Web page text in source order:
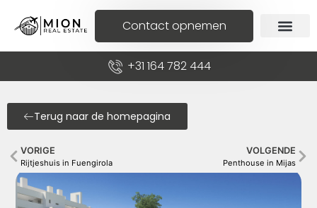
Contact opnemen
+31 164 782 444
Terug naar de homepagina
VORIGE
Rijtjeshuis in Fuengirola
VOLGENDE
Penthouse in Mijas